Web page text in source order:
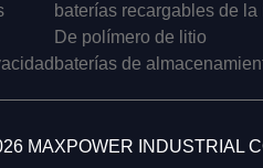
baterías recargables de la
De polímero de litio
baterías de
MAXPOWER INDUSTRIAL